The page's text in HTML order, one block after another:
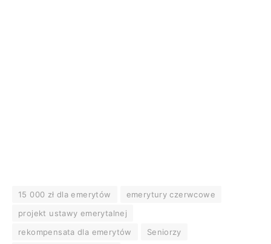
15 000 zł dla emerytów
emerytury czerwcowe
projekt ustawy emerytalnej
rekompensata dla emerytów
Seniorzy